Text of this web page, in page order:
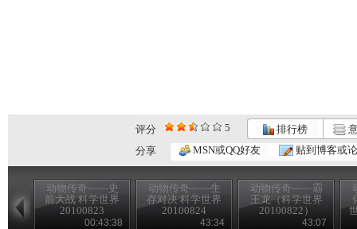
评分 5 排行榜
分享
MSN或QQ好友 贴到博客或
动物传奇——史
前大战 科学世界
20100823
00:43:38
动物传奇——生
存对决 科学世界
20100824
43:34
动物传奇——霸
王龙（科学世界
20100822）
43:07